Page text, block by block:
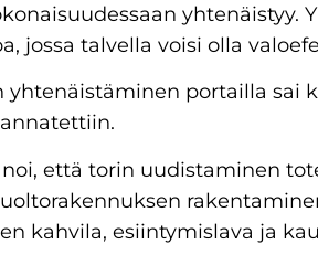
yhtenäistyy.
jossa talvella voisi olla
yhtenäistäminen portailla sai
että torin uudistaminen
kahvila, esiintymislava ja